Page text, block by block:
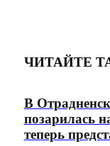
ЧИТАЙТЕ
В
позарилась
теперь